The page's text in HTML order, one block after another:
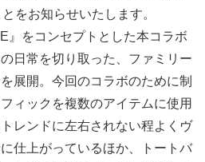
をお知らせいたします。
』をコンセプトとした本コラボ
日常を切り取った、ファミリー
展開。今回のコラボのために制
ィックを複数のアイテムに使用
レンドに左右されない程よくヴ
仕上がっているほか、トートバ